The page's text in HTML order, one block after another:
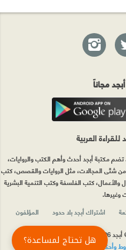
مجاناً
العربية
تضم مكتبة أبجد أحدث وأهم الكتب والروايات،
من شتّى المجالات، مثل الروايات والقصص، كتب
والأعمال، كتب الفلسفة وكتب التنمية البشرية
وغيرها.
اشتراك أبجد بلا حدود
المؤلفون
2026
وأحكام الاستخدامهل تحتاج لمساعدة؟